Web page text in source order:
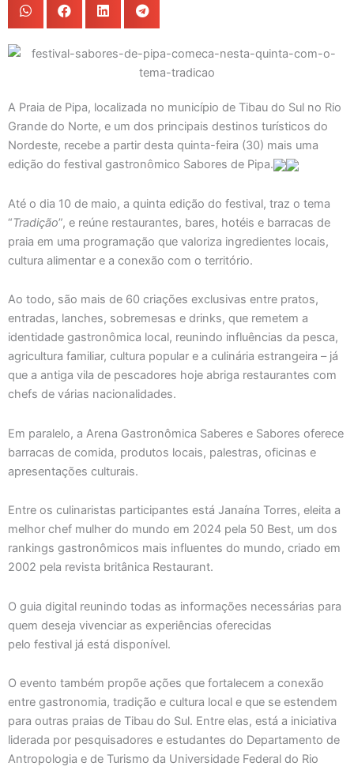
A Praia de Pipa, localizada no município de Tibau do Sul no Rio
Grande do Norte, e um dos principais destinos turísticos do
Nordeste, recebe a partir desta quinta-feira (30) mais uma
edição do festival gastronômico Sabores de Pipa.
Até o dia 10 de maio, a quinta edição do festival, traz o tema
“Tradição”, e reúne restaurantes, bares, hotéis e barracas de
praia em uma programação que valoriza ingredientes locais,
cultura alimentar e a conexão com o território.
Ao todo, são mais de 60 criações exclusivas entre pratos,
entradas, lanches, sobremesas e drinks, que remetem a
identidade gastronômica local, reunindo influências da pesca,
agricultura familiar, cultura popular e a culinária estrangeira – já
que a antiga vila de pescadores hoje abriga restaurantes com
chefs de várias nacionalidades.
Em paralelo, a Arena Gastronômica Saberes e Sabores oferece
barracas de comida, produtos locais, palestras, oficinas e
apresentações culturais.
Entre os culinaristas participantes está Janaína Torres, eleita a
melhor chef mulher do mundo em 2024 pela 50 Best, um dos
rankings gastronômicos mais influentes do mundo, criado em
2002 pela revista britânica Restaurant.
O guia digital reunindo todas as informações necessárias para
quem deseja vivenciar as experiências oferecidas
pelo festival já está disponível.
O evento também propõe ações que fortalecem a conexão
entre gastronomia, tradição e cultura local e que se estendem
para outras praias de Tibau do Sul. Entre elas, está a iniciativa
liderada por pesquisadores e estudantes do Departamento de
Antropologia e de Turismo da Universidade Federal do Rio